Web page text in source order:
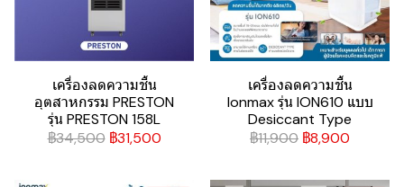
เครื่องลดความชื้น
อุตสาหกรรม PRESTON
รุ่น PRESTON 158L
฿34,500 ฿31,500
เครื่องลดความชื้น
Ionmax รุ่น ION610 แบบ
Desiccant Type
฿11,900 ฿8,900